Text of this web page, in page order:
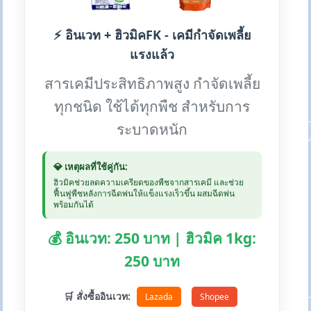
⚡ อินเวท + ฮิวมิคFK - เคมีกำจัดเพลี้ย
แรงแล้ว
สารเคมีประสิทธิภาพสูง กำจัดเพลี้ย
ทุกชนิด ใช้ได้ทุกพืช สำหรับการ
ระบาดหนัก
💎 เหตุผลที่ใช้คู่กัน:
ฮิวมิคช่วยลดความเครียดของพืชจากสารเคมี และช่วย
ฟื้นฟูพืชหลังการฉีดพ่นให้แข็งแรงเร็วขึ้น ผสมฉีดพ่น
พร้อมกันได้
💰 อินเวท: 250 บาท | ฮิวมิค 1kg:
250 บาท
🛒 สั่งซื้ออินเวท: Lazada Shopee